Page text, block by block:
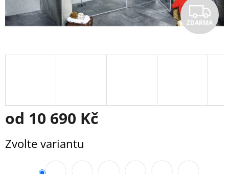
Z
D
A
ZDARMA
od 10 690 Kč
cena:
Zvolte variantu